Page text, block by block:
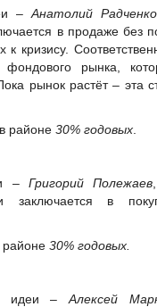
–Анатолий Радченко
в продаже без
кризису.
рынка,
рынок растёт – эта
районе 30% годовых
– Григорий Полежаев
заключается в
районе 30% годовых.
идеи – Алексей